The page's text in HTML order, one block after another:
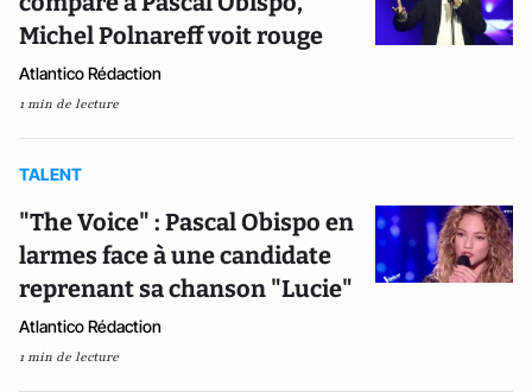
Michel Polnareff voit rouge
Atlantico Rédaction
1 min de lecture
TALENT
"The Voice" : Pascal Obispo en
larmes face à une candidate
reprenant sa chanson "Lucie"
Atlantico Rédaction
1 min de lecture